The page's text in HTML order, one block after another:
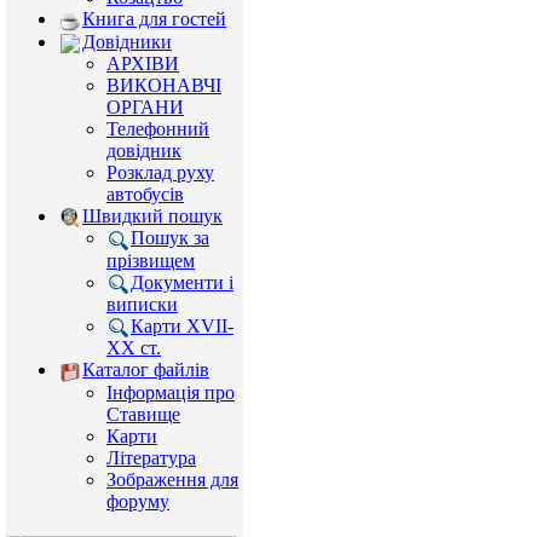
Книга для гостей
Довідники
АРХІВИ
ВИКОНАВЧІ
ОРГАНИ
Телефонний
довідник
Розклад руху
автобусів
Швидкий пошук
Пошук за
прізвищем
Документи і
виписки
Карти XVII-
XX ст.
Каталог файлів
Інформація про
Ставище
Карти
Література
Зображення для
форуму